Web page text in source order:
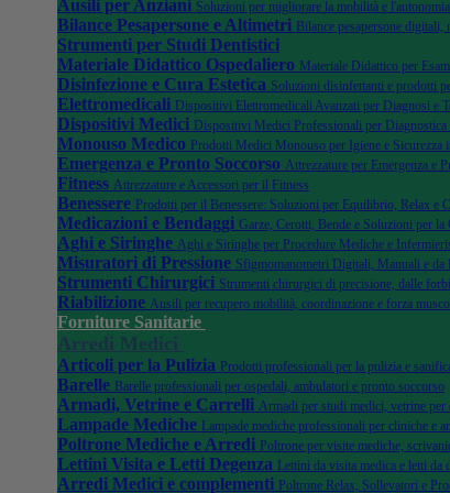
Ausili per Anziani Soluzioni per migliorare la mobilità e
Bilance Pesapersone e Altimetri Bilance pesapersone
Strumenti per Studi Dentistici
Materiale Didattico Ospedaliero Materiale Didattico per
Disinfezione e Cura Estetica Soluzioni disinfettanti e prodotti
Elettromedicali Dispositivi Elettromedicali Avanzati per Diagnosi e
Dispositivi Medici Dispositivi Medici Professionali per Diagnostica
Monouso Medico Prodotti Medici Monouso per Igiene e Sicurezza
Emergenza e Pronto Soccorso Attrezzature per Emergenza e
Fitness Attrezzature e Accessori per il Fitness
Benessere Prodotti per il Benessere: Soluzioni per Equilibrio, Relax e
Medicazioni e Bendaggi Garze, Cerotti, Bende e Soluzioni per la
Aghi e Siringhe Aghi e Siringhe per Procedure Mediche e
Misuratori di Pressione Sfigmomanometri Digitali, Manuali e
Strumenti Chirurgici Strumenti chirurgici di precisione, dalle
Riabilizione Ausili per recupero mobilità, coordinazione e forza
Forniture Sanitarie
Arredi Medici
Articoli per la Pulizia Prodotti professionali per la pulizia e
Barelle Barelle professionali per ospedali, ambulatori e pronto soccorso
Armadi, Vetrine e Carrelli Armadi per studi medici, vetrine
Lampade Mediche Lampade mediche professionali per cliniche e
Poltrone Mediche e Arredi Poltrone per visite mediche,
Lettini Visita e Letti Degenza Lettini da visita medica e letti da
Arredi Medici e complementi Poltrone Relax, Sollevatori e